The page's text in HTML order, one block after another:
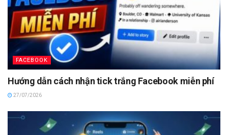
FACEBOOK
Hướng dẫn cách nhận tick trắng Facebook miễn phí
27/07/2026